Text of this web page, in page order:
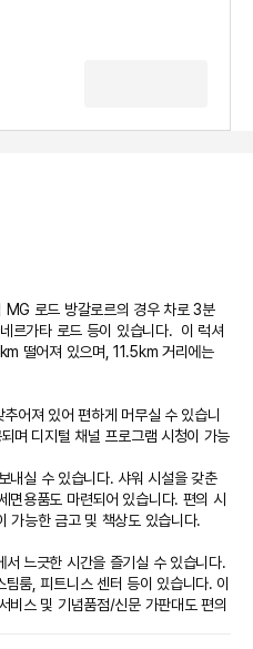
MG 로드 방갈로르의 경우 차로 3분
르가타 로드 등이 있습니다.  이 럭셔
떨어져 있으며, 11.5km 거리에는
어져 있어 편하게 머무실 수 있습니
며 디지털 채널 프로그램 시청이 가능
면용품도 마련되어 있습니다. 편의 시
가능한 금고 및 책상도 있습니다.
느긋한 시간을 즐기실 수 있습니다.
룸, 피트니스 센터 등이 있습니다. 이
비스 및 기념품점/신문 가판대도 편의